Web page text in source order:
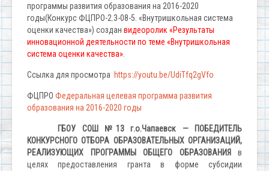
программы развития образования на 2016-2020
годы(Конкурс ФЦПРО-2.3-08-5. «Внутришкольная система
оценки качества») создан видеоролик «Результаты
инновационной деятельности по теме «Внутришкольная
система оценки качества».
Ссылка для просмотра https://youtu.be/UdiTfq2gVfo
ФЦПРО Федеральная целевая программа развития
образования на 2016-2020 годы
ГБОУ СОШ №13 г.о.Чапаевск — ПОБЕДИТЕЛЬ
КОНКУРСНОГООТБОРА ОБРАЗОВАТЕЛЬНЫХ ОРГАНИЗАЦИЙ,
РЕАЛИЗУЮЩИХ ПРОГРАММЫ ОБЩЕГО ОБРАЗОВАНИЯ в
целях предоставления гранта в форме субсидии